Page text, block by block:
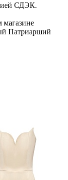
СДЭК.
магазине
Патриарший